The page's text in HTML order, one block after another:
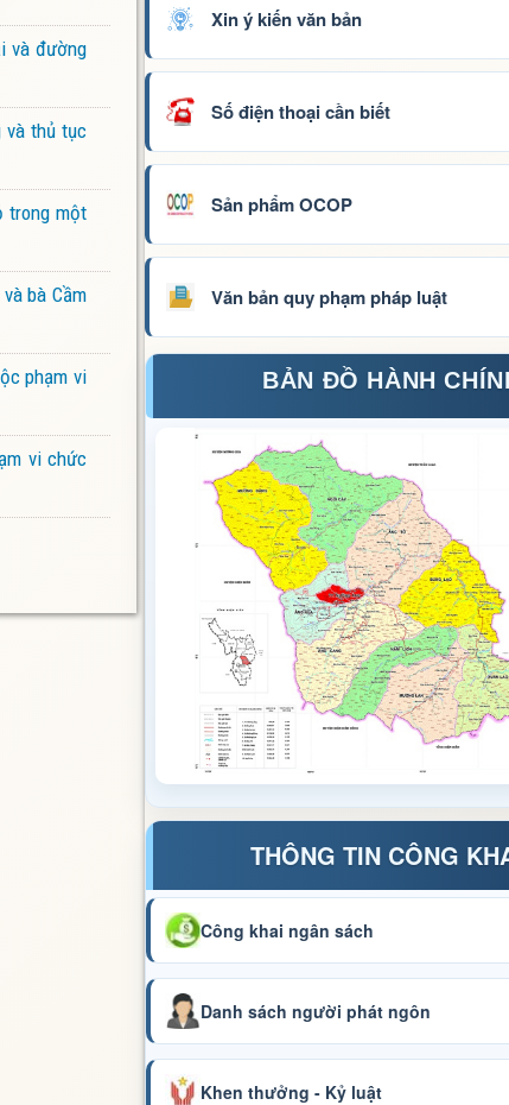
và đường
và thủ tục
trong một
bà Cầm
phạm vi
vi chức
Xin ý kiến văn bản
Số điện thoại cần biết
Sản phẩm OCOP
Văn bản quy phạm pháp luật
BẢN ĐỒ HÀNH
THÔNG TIN CÔNG
Công khai ngân sách
Danh sách người phát ngôn
Khen thưởng - Kỷ luật